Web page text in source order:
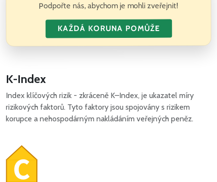
Podpořte nás, abychom je mohli zveřejnit!
KAŽDÁ KORUNA POMŮŽE
K-Index
Index klíčových rizik - zkráceně K–Index, je ukazatel míry
rizikových faktorů. Tyto faktory jsou spojovány s rizikem
korupce a nehospodárným nakládáním veřejných peněz.